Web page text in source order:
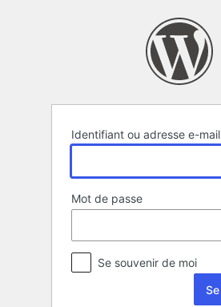
Identifiant ou adresse e-mail
Mot de passe
Se souvenir de moi